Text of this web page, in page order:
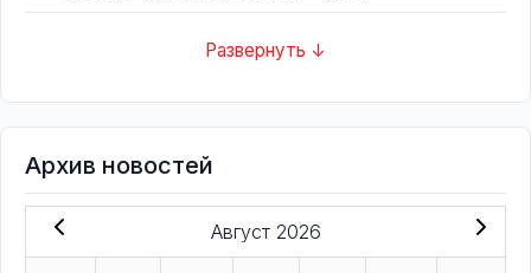
Развернуть ↓
Архив новостей
Август 2026